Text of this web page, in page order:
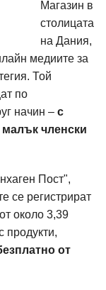
Магазин в
столицата
на Дания,
медиите за
Той
по
начин – с
малък членски
Пост",
се регистрират
около 3,39
продукти,
от